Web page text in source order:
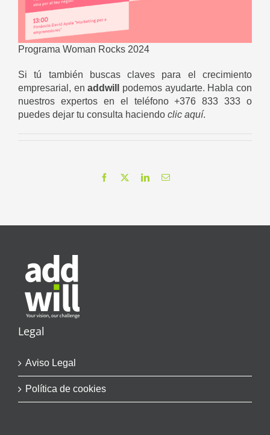
Programa Woman Rocks 2024
Si tú también buscas claves para el crecimiento
empresarial, enaddwill podemos ayudarte. Habla con
nuestros expertos en el teléfono +376 833 333 o
puedes dejar tu consulta haciendo clic aquí.
Facebook LinkedInCorreo
Legal
Aviso Legal
Política de cookies